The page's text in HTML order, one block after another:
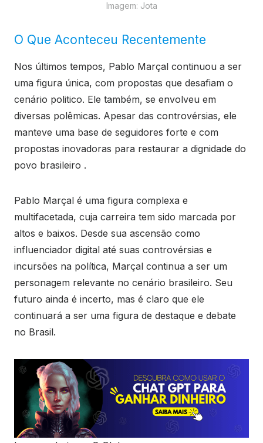
Imagem: Jota
O Que Aconteceu Recentemente
Nos últimos tempos, Pablo Marçal continuou a ser
uma figura única, com propostas que desafiam o
cenário politico. Ele também, se envolveu em
diversas polêmicas. Apesar das controvérsias, ele
manteve uma base de seguidores forte e com
propostas inovadoras para restaurar a dignidade do
povo brasileiro .
Pablo Marçal é uma figura complexa e
multifacetada, cuja carreira tem sido marcada por
altos e baixos. Desde sua ascensão como
influenciador digital até suas controvérsias e
incursões na política, Marçal continua a ser um
personagem relevante no cenário brasileiro. Seu
futuro ainda é incerto, mas é claro que ele
continuará a ser uma figura de destaque e debate
no Brasil.